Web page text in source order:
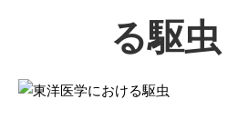
る駆虫